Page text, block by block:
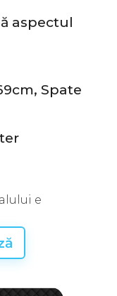
aspectul
Spate
e